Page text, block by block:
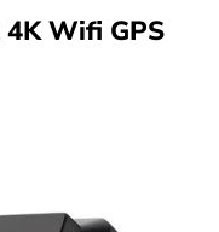
Wifi GPS